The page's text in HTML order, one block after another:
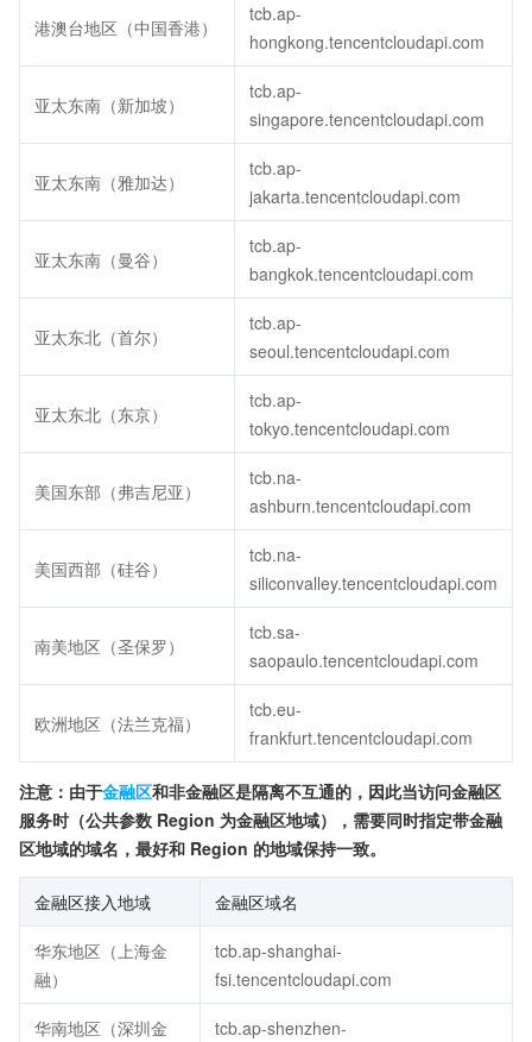
港澳台地区（中国香港）
tcb.ap-
hongkong.tencentcloudapi.com
亚太东南（新加坡）
tcb.ap-
singapore.tencentcloudapi.com
亚太东南（雅加达）
tcb.ap-
jakarta.tencentcloudapi.com
亚太东南（曼谷）
tcb.ap-
bangkok.tencentcloudapi.com
亚太东北（首尔）
tcb.ap-
seoul.tencentcloudapi.com
亚太东北（东京）
tcb.ap-
tokyo.tencentcloudapi.com
美国东部（弗吉尼亚）
tcb.na-
ashburn.tencentcloudapi.com
美国西部（硅谷）
tcb.na-
siliconvalley.tencentcloudapi.com
南美地区（圣保罗）
tcb.sa-
saopaulo.tencentcloudapi.com
欧洲地区（法兰克福）
tcb.eu-
frankfurt.tencentcloudapi.com
注意：由于金融区和非金融区是隔离不互通的，因此当访问金融区
服务时（公共参数 Region 为金融区地域），需要同时指定带金融
区地域的域名，最好和 Region 的地域保持一致。
金融区接入地域 金融区域名
华东地区（上海金
融）
tcb.ap-shanghai-
fsi.tencentcloudapi.com
华南地区（深圳金
tcb.ap-shenzhen-